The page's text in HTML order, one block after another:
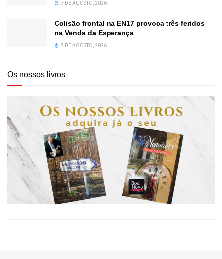
7 DE AGOSTO, 2026
Colisão frontal na EN17 provoca três feridos
na Venda da Esperança
7 DE AGOSTO, 2026
Os nossos livros